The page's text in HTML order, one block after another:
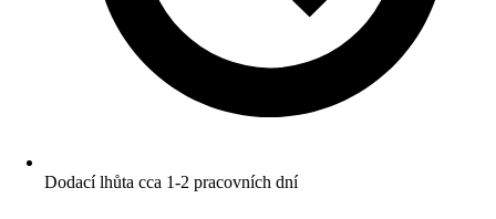
Dodací lhůta cca 1-2 pracovních dní